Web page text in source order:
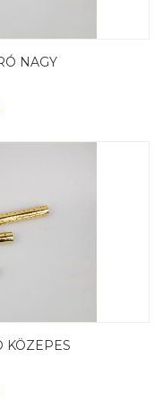
NAGY
KÖZEPES